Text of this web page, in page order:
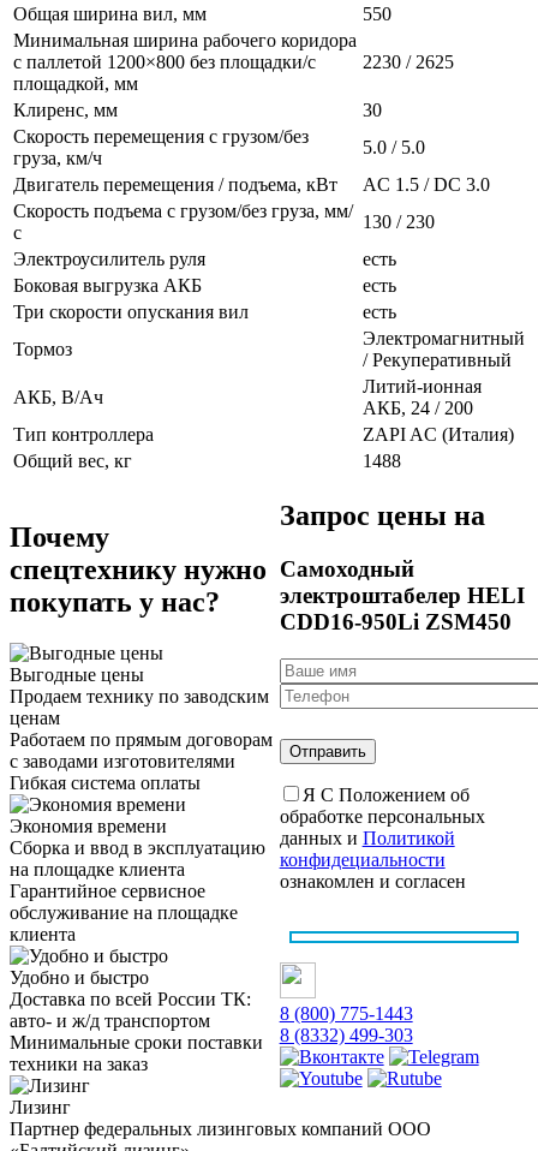
Общая ширина вил, мм
550
Минимальная ширина рабочего коридора
с паллетой 1200×800 без площадки/с
площадкой, мм
2230 / 2625
Клиренс, мм
30
Скорость перемещения с грузом/без
груза, км/ч
5.0 / 5.0
Двигатель перемещения / подъема, кВт
AC 1.5 / DC 3.0
Скорость подъема с грузом/без груза, мм/
с
130 / 230
Электроусилитель руля
есть
Боковая выгрузка АКБ
есть
Три скорости опускания вил
есть
Тормоз
Электромагнитный
/ Рекуперативный
АКБ, В/Ач
Литий-ионная
АКБ, 24 / 200
Тип контроллера
ZAPI AC (Италия)
Общий вес, кг
1488
Запрос цены на
Самоходный
электроштабелер HELI
CDD16-950Li ZSM450
Я С Положением об
обработке персональных
данных и Политикой
конфидециальности
ознакомлен и согласен
8 (800) 775-1443
8 (8332) 499-303
Почему
спецтехнику нужно
покупать у нас?
Выгодные цены
Продаем технику по заводским
ценам
Работаем по прямым договорам
с заводами изготовителями
Гибкая система оплаты
Экономия времени
Сборка и ввод в эксплуатацию
на площадке клиента
Гарантийное сервисное
обслуживание на площадке
клиента
Удобно и быстро
Доставка по всей России ТК:
авто- и ж/д транспортом
Минимальные сроки поставки
техники на заказ
Лизинг
Партнер федеральных лизинговых компаний ООО